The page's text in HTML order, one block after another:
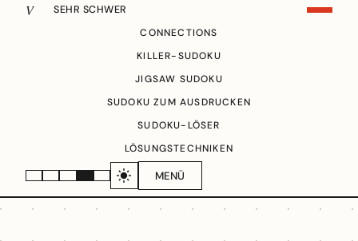
MENÜ
V
SEHR SCHWER
CONNECTIONS
KILLER-SUDOKU
JIGSAW SUDOKU
SUDOKU ZUM AUSDRUCKEN
SUDOKU-LÖSER
LÖSUNGSTECHNIKEN